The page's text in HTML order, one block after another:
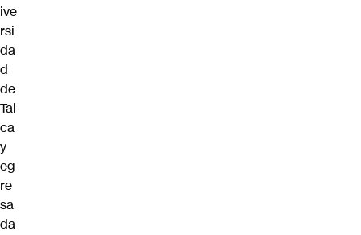
ive
rsi
da
d
de
Tal
ca
y
eg
re
sa
da